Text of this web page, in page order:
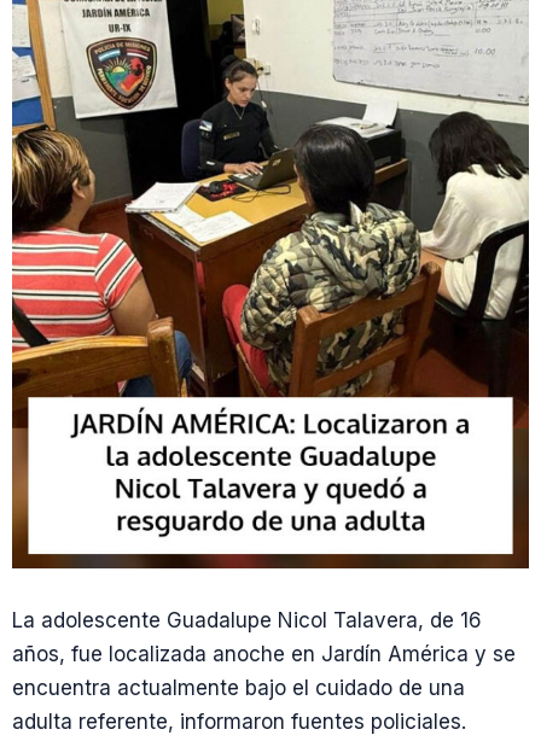
La adolescente Guadalupe Nicol Talavera, de 16
años, fue localizada anoche en Jardín América y se
encuentra actualmente bajo el cuidado de una
adulta referente, informaron fuentes policiales.